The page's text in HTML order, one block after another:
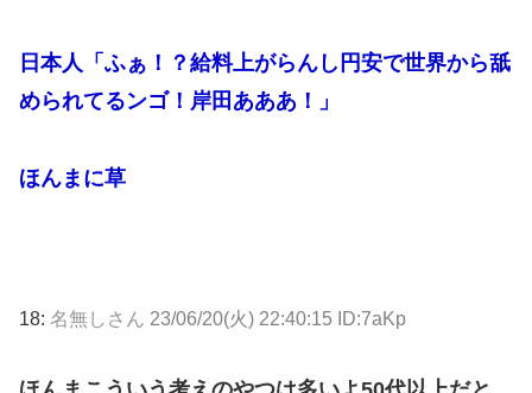
日本人「ふぁ！？給料上がらんし円安で世界から舐
められてるンゴ！岸田あああ！」
ほんまに草
18: 名無しさん 23/06/20(火) 22:40:15 ID:7aKp